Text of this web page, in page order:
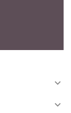

